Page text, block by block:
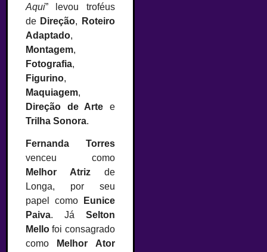
Aqui” levou troféus
de Direção,
Roteiro
Adaptado,
Montagem,
Fotografia,
Figurino,
Maquiagem,
Direção de Arte e
Trilha Sonora.
Fernanda Torres
venceu como
Melhor Atrizde
Longa, por seu
papel como
Eunice
Paiva. Já Selton
Mellofoi consagrado
como
Melhor Ator